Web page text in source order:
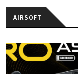
AIRSOFT